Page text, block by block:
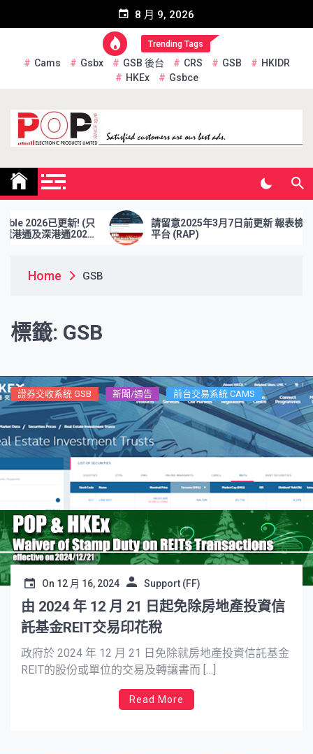
8 月 9, 2026
Trending Tags
Cams Gsbx GSB 後台 CRS GSB
HKIDR
HKEx
Gsbce
Pop Electronic Products
Limited
已更新! (只
深港通2026
請留意2025年3月7日前更新 報表檢索
平台 (RAP)
Home GSB
標籤: GSB
證券交收系統 GSB 新聞/通告 前台交易系統 CAMS
On 12 月 16, 2024 Support (FF)
由 2024 年 12 月 21 日起免除房地產投資信
託基金REIT交易印花稅
政府於 2024 年 12 月 21 日免除就房地產投資信託基金
REIT的股份或單位的交易及轉讓書而 […]
Read More